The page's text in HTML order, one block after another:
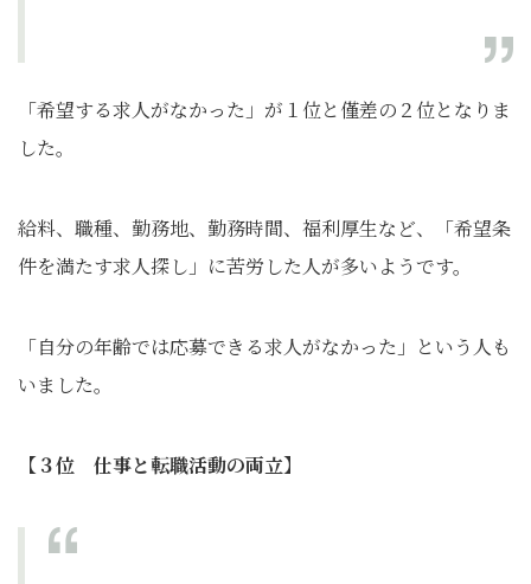
「希望する求人がなかった」が１位と僅差の２位となりま
した。
給料、職種、勤務地、勤務時間、福利厚生など、「希望条
件を満たす求人探し」に苦労した人が多いようです。
「自分の年齢では応募できる求人がなかった」という人も
いました。
【３位 仕事と転職活動の両立】